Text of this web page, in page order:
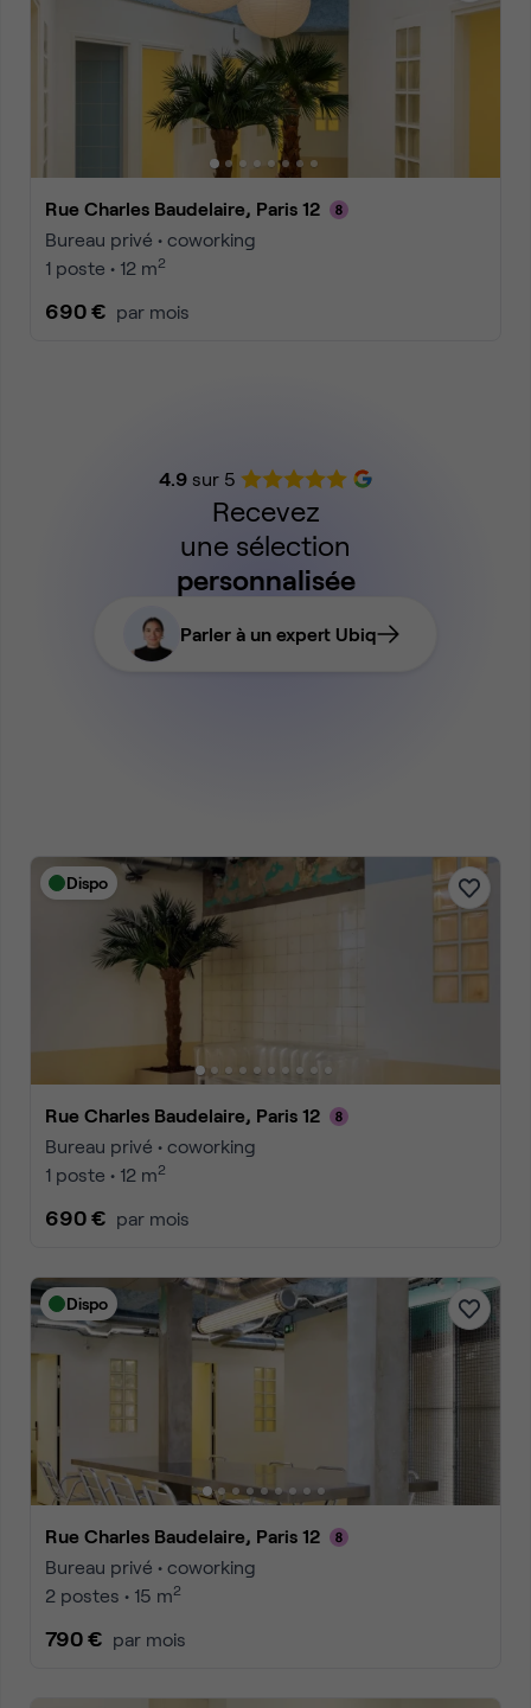
Rue Charles Baudelaire, Paris 12
Bureau privé • coworking
1 poste • 12 m2
690 € par mois
4.9sur 5
Recevez
une sélection
personnalisée
Parler à un expert Ubiq
Dispo
Rue Charles Baudelaire, Paris 12
Bureau privé • coworking
1 poste • 12 m2
690 € par mois
Dispo
Rue Charles Baudelaire, Paris 12
Bureau privé • coworking
2 postes • 15 m2
790 € par mois